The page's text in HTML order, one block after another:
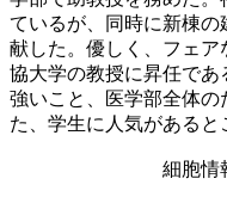
ているが、同時に新棟
献した。優しく、フェ
協大学の教授に昇任で
強いこと、医学部全体
た、学生に人気がある
細胞情報